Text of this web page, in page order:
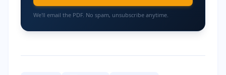
We'll email the PDF. No spam, unsubscribe anytime.